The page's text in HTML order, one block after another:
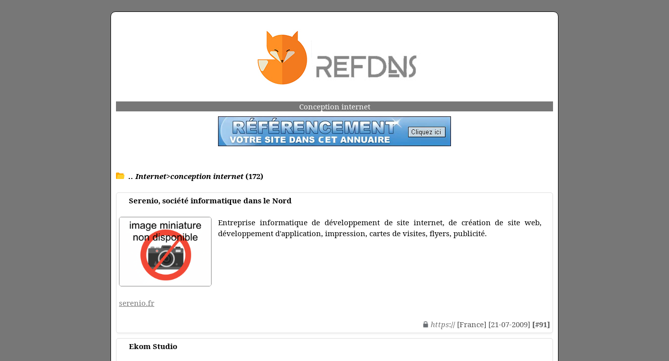
Conception internet
.. Internet>conception internet(172)
Serenio, société informatique dans le Nord
Entreprise informatique de développement de site internet, de création de site web,
développement d'application, impression, cartes de visites, flyers, publicité.
serenio.fr
https:// [France] [21-07-2009] [#91]
Ekom Studio